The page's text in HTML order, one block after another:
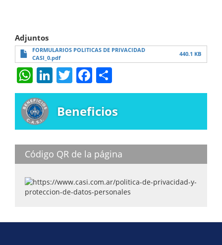
Adjuntos
FORMULARIOS POLITICAS DE PRIVACIDAD
CASI_0.pdf
440.1 KB
W
h
at
s
A
p
p
Li
n
k
e
dI
n
T
w
itt
er
F
a
c
e
b
o
o
k
h
ar
e
Beneficios
Código QR de la página